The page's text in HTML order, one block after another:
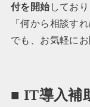
付を開始しており
「何から相談す
でも、お気軽に
■ IT導入補